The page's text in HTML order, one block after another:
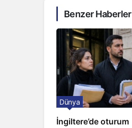
Benzer Haberler
İngiltere’de oturum
Dünya